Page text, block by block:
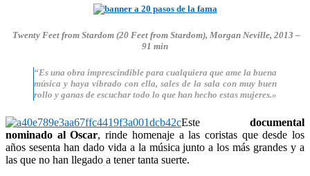
Twenty Feet from Stardom (20 Feet from Stardom), Morgan Neville, 2013 –
91 min
“Es una obra imprescindible para cualquiera que ame la buena
música y haya vibrado con ella, sales de la sala con muy buen
rollo y ganas de escuchar todo lo que han hecho estas mujeres.»
Este documental
nominado al Oscar, rinde homenaje a las coristas que desde los
años sesenta han dado vida a la música junto a los más grandes y a
las que no han llegado a tener tanta suerte.